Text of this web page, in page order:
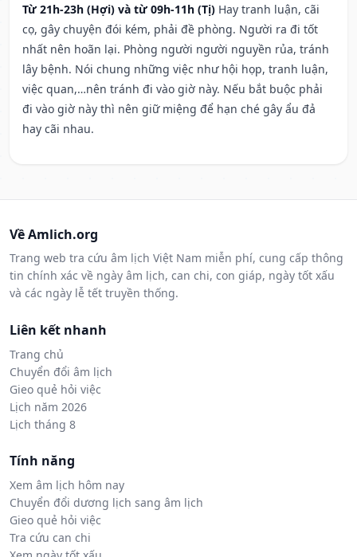
Từ 21h-23h (Hợi) và từ 09h-11h (Tị) Hay tranh luận, cãi
cọ, gây chuyện đói kém, phải đề phòng. Người ra đi tốt
nhất nên hoãn lại. Phòng người người nguyền rủa, tránh
lây bệnh. Nói chung những việc như hội họp, tranh luận,
việc quan,…nên tránh đi vào giờ này. Nếu bắt buộc phải
đi vào giờ này thì nên giữ miệng để hạn ché gây ẩu đả
hay cãi nhau.
Về Amlich.org
Trang web tra cứu âm lịch Việt Nam miễn phí, cung cấp thông
tin chính xác về ngày âm lịch, can chi, con giáp, ngày tốt xấu
và các ngày lễ tết truyền thống.
Liên kết nhanh
Trang chủ
Chuyển đổi âm lịch
Gieo quẻ hỏi việc
Lịch năm 2026
Lịch tháng 8
Tính năng
Xem âm lịch hôm nay
Chuyển đổi dương lịch sang âm lịch
Gieo quẻ hỏi việc
Tra cứu can chi